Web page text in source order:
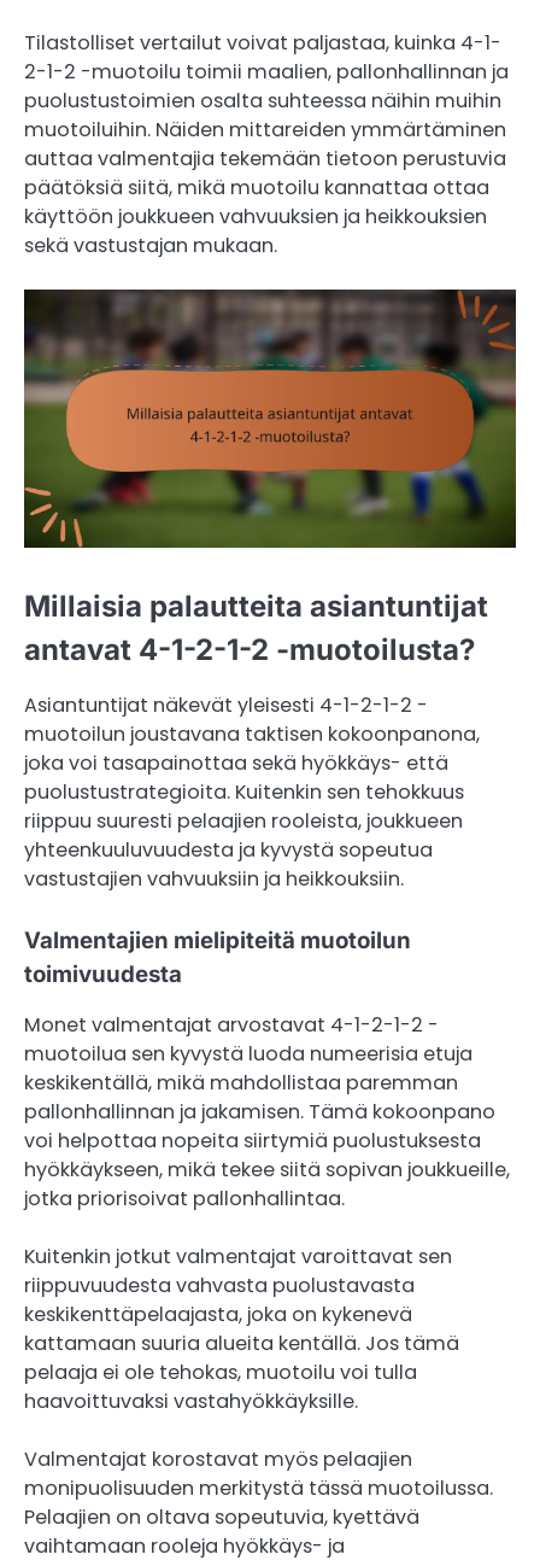
Tilastolliset vertailut voivat paljastaa, kuinka 4-1-
2-1-2 -muotoilu toimii maalien, pallonhallinnan ja
puolustustoimien osalta suhteessa näihin muihin
muotoiluihin. Näiden mittareiden ymmärtäminen
auttaa valmentajia tekemään tietoon perustuvia
päätöksiä siitä, mikä muotoilu kannattaa ottaa
käyttöön joukkueen vahvuuksien ja heikkouksien
sekä vastustajan mukaan.
Millaisia palautteita asiantuntijat
antavat 4-1-2-1-2 -muotoilusta?
Asiantuntijat näkevät yleisesti 4-1-2-1-2 -
muotoilun joustavana taktisen kokoonpanona,
joka voi tasapainottaa sekä hyökkäys- että
puolustustrategioita. Kuitenkin sen tehokkuus
riippuu suuresti pelaajien rooleista, joukkueen
yhteenkuuluvuudesta ja kyvystä sopeutua
vastustajien vahvuuksiin ja heikkouksiin.
Valmentajien mielipiteitä muotoilun
toimivuudesta
Monet valmentajat arvostavat 4-1-2-1-2 -
muotoilua sen kyvystä luoda numeerisia etuja
keskikentällä, mikä mahdollistaa paremman
pallonhallinnan ja jakamisen. Tämä kokoonpano
voi helpottaa nopeita siirtymiä puolustuksesta
hyökkäykseen, mikä tekee siitä sopivan joukkueille,
jotka priorisoivat pallonhallintaa.
Kuitenkin jotkut valmentajat varoittavat sen
riippuvuudesta vahvasta puolustavasta
keskikenttäpelaajasta, joka on kykenevä
kattamaan suuria alueita kentällä. Jos tämä
pelaaja ei ole tehokas, muotoilu voi tulla
haavoittuvaksi vastahyökkäyksille.
Valmentajat korostavat myös pelaajien
monipuolisuuden merkitystä tässä muotoilussa.
Pelaajien on oltava sopeutuvia, kyettävä
vaihtamaan rooleja hyökkäys- ja